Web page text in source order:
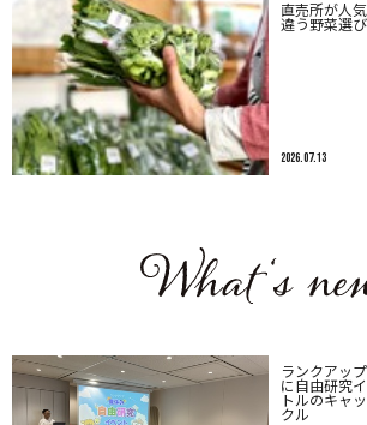
直売所が人
違う野菜選
2026.07.13
ランクアッ
に自由研究
トルのキャ
クル